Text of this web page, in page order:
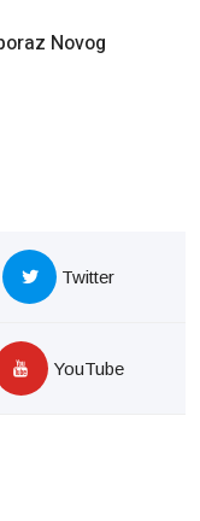
Novog
Twitter
YouTube